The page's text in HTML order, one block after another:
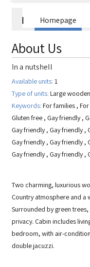
Homepage
About Us
In a nutshell
Available units: 1
Type of units: Large
Keywords: For families ,
Gluten free , Gay friendly,
Gay friendly, Gay friendly,
Gay friendly, Gay friendly,
Gay friendly, Gay friendly,
Two charming, luxurious
Country atmosphere and a
Surrounded by green
privacy. Cabin includes
bedroom, with air-
double jacuzzi.